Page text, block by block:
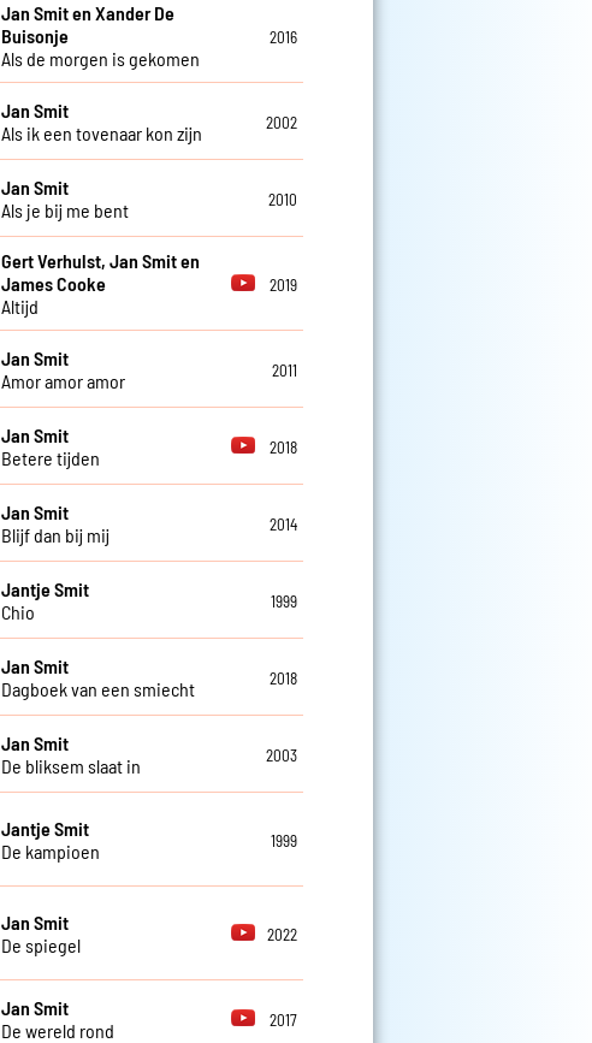
Jan Smit en Xander De
Buisonje
Als de morgen is gekomen
2016
Jan Smit
Als ik een tovenaar kon zijn
2002
Jan Smit
Als je bij me bent
2010
Gert Verhulst, Jan Smit en
James Cooke
Altijd
2019
Jan Smit
Amor amor amor
2011
Jan Smit
Betere tijden
2018
Jan Smit
Blijf dan bij mij
2014
Jantje Smit
Chio
1999
Jan Smit
Dagboek van een smiecht
2018
Jan Smit
De bliksem slaat in
2003
Jantje Smit
De kampioen
1999
Jan Smit
De spiegel
2022
Jan Smit
De wereld rond
2017